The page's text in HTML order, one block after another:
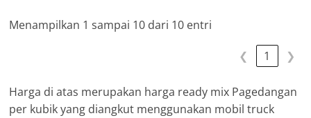
Menampilkan 1 sampai 10 dari 10 entri
❮ 1 ❯
Harga di atas merupakan harga ready mix Pagedangan
per kubik yang diangkut menggunakan mobil truck